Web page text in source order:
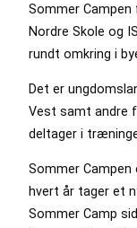
Sommer
Nordre Skole og
rundt omkring i
Det er
Vest samt andre
deltager i
Sommer Campen
hvert år tager et
Sommer Camp